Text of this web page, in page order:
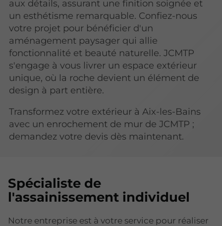
aux détails, assurant une finition soignée et
un esthétisme remarquable. Confiez-nous
votre projet pour bénéficier d'un
aménagement paysager qui allie
fonctionnalité et beauté naturelle. JCMTP
s'engage à vous livrer un espace extérieur
unique, où la roche devient un élément de
design à part entière.
Transformez votre extérieur à Aix-les-Bains
avec un enrochement de mur de JCMTP ;
demandez votre devis dès maintenant.
Spécialiste de
l'assainissement individuel
Notre entreprise est à votre service pour réaliser